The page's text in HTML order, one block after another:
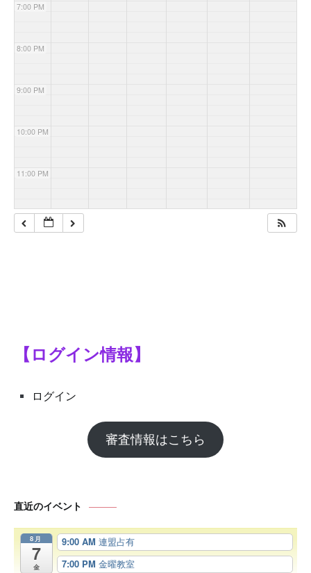
7:00 PM
8:00 PM
9:00 PM
10:00 PM
11:00 PM
【ログイン情報】
ログイン
審査情報はこちら
直近のイベント
8月
7
金
9:00 AM 連盟占有
7:00 PM 金曜教室